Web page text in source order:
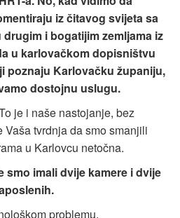
iz čitavog svijeta sa
i bogatijim zemljama iz
u karlovačkom dopisništvu
poznaju Karlovačku županiju,
dostojnu uslugu.
i naše nastojanje, bez
tvrdnja da smo smanjili
u Karlovcu netočna.
smo imali dvije kamere i dvije
problemu.